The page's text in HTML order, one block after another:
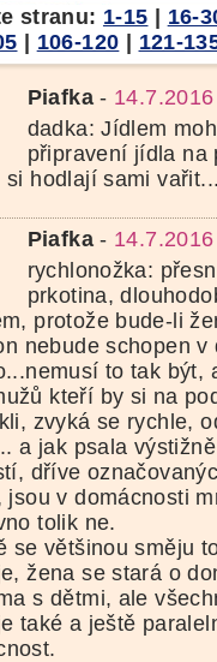
stranu: 1-15 | 16-
| 106-120 | 121-
Piafka-
dadka: Jídlem
připravení jídla na
si hodlají sami
Piafka-
rychlonožka:
prkotina,
protože bude-li
nebude schopen v
to tak být,
kteří by si na
zvyká se rychle,
a jak psala
dříve
jsou v domácnosti
tolik ne.
se většinou směju
žena se stará o
s dětmi, ale
také a ještě